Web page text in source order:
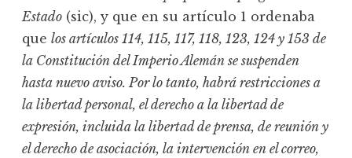
Estado (sic), y que en su artículo 1 ordenaba
que los artículos 114, 115, 117, 118, 123, 124 y 153 de
la Constitución del Imperio Alemán se suspenden
hasta nuevo aviso. Por lo tanto, habrá restricciones a
la libertad personal, el derecho a la libertad de
expresión, incluida la libertad de prensa, de reunión y
el derecho de asociación, la intervención en el correo,